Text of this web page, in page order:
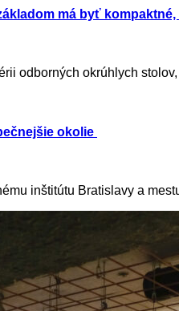
má byť
odborných okrúhlych
okolie
inštitútu Bratislavy a